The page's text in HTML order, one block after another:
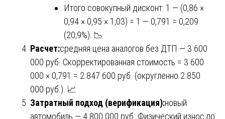
Итого совокупный дисконт: 1 — (0,86 ×
0,94 × 0,95 × 1,03) = 1 — 0,791 = 0,209
(20,9%). 📉
Расчет:средняя цена аналогов без ДТП — 3 600
000 руб. Скорректированная стоимость = 3 600
000 × 0,791 = 2 847 600 руб. (округленно 2 850
000 руб.). 📈
Затратный подход (верификация):новый
автомобиль — 4 800 000 руб. Физический износ по